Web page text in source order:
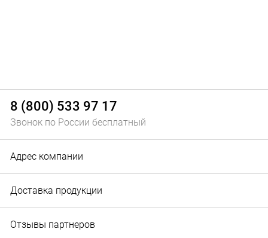
8 (800) 533 97 17
Звонок по России бесплатный
Адрес компании
Доставка продукции
Отзывы партнеров